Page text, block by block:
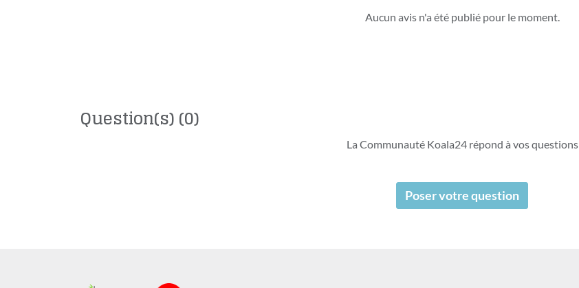
Aucun avis n'a été publié pour le moment.
Question(s)(0)
La Communauté Koala24 répond à vos questions
Poser votre question